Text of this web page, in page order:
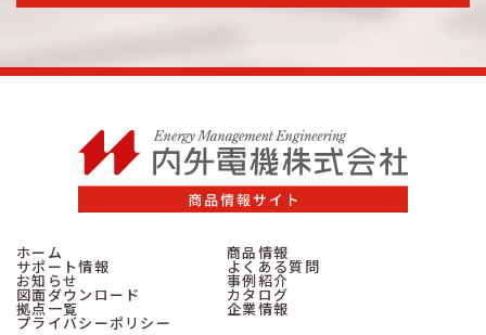
ホーム 商品情報
サポート情報 よくある質問
お知らせ 事例紹介
図面ダウンロード カタログ
拠点一覧 企業情報
プライバシーポリシー